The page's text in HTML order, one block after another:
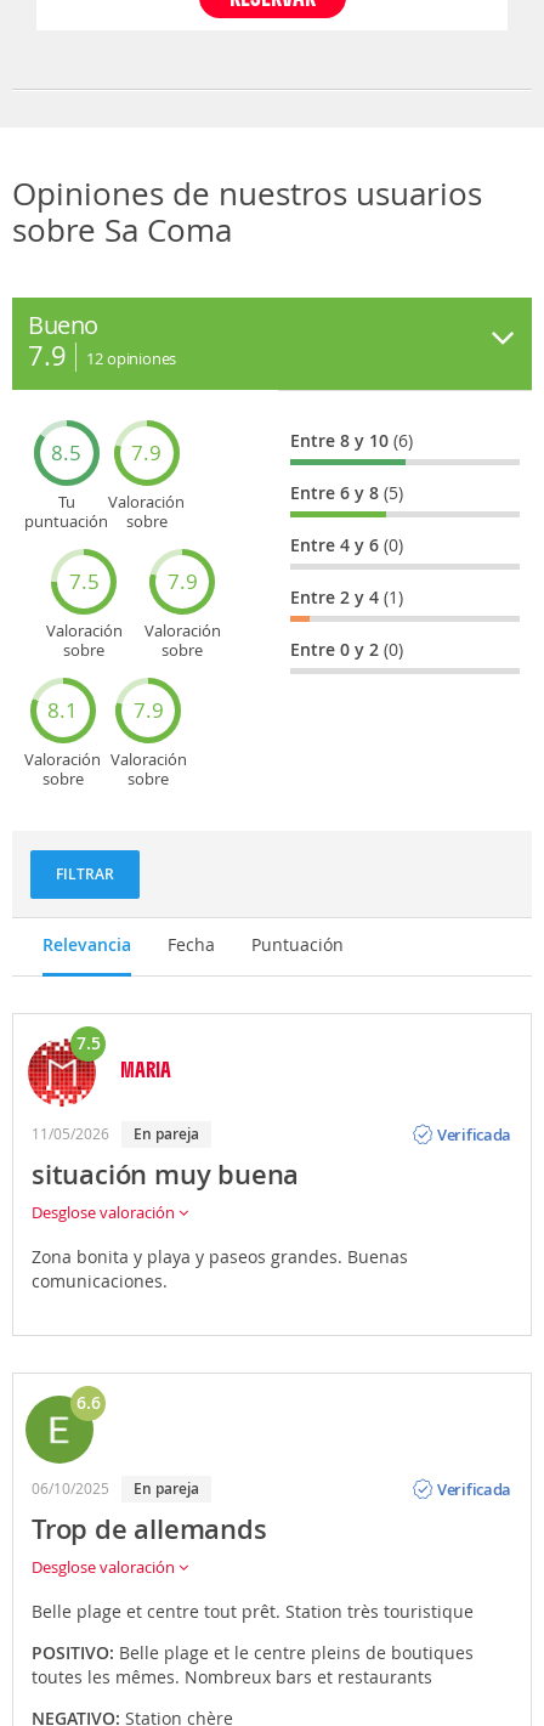
Opiniones de nuestros usuarios
sobre Sa Coma
Bueno
7.9 12opiniones
8.5
Tu
puntuación
7.9
Valoración
sobre
7.5
Valoración
sobre
7.9
Valoración
sobre
turísticos
8.1
Valoración
sobre
7.9
Valoración
sobre
Entre 8 y 10(6)
Entre 6 y 8(5)
Entre 4 y 6(0)
Entre 2 y 4(1)
Entre 0 y 2(0)
FILTRAR
Relevancia Fecha Puntuación
7.5
MARIA
11/05/2026 En pareja
Verificada
situación muy buena
Desglose valoración
Zona bonita y playa y paseos grandes. Buenas
comunicaciones.
6.6
06/10/2025 En pareja
Verificada
Trop de allemands
Desglose valoración
Belle plage et centre tout prêt. Station très touristique
POSITIVO: Belle plage et le centre pleins de boutiques
toutes les mêmes. Nombreux bars et restaurants
NEGATIVO: Station chère